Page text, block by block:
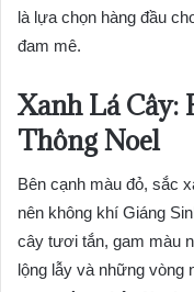
là lựa chọn hàng đầu
đam mê.
Xanh Lá Cây:
Thông Noel
Bên cạnh màu đỏ, sắc
nên không khí Giáng
cây tươi tắn, gam màu
lộng lẫy và những vòng